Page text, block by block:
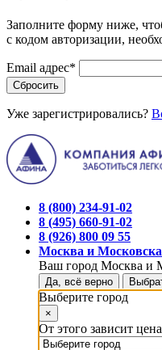
Заполните форму ниже,
с кодом авторизации,
Email адрес*
Сбросить
Уже зарегистрировались?
8 (800) 234-91-02
8 (495) 660-91-02
8 (926) 800 09 55
Москва и
Ваш город Москва и
Да, всё верно
Выберите город
×
От этого зависит